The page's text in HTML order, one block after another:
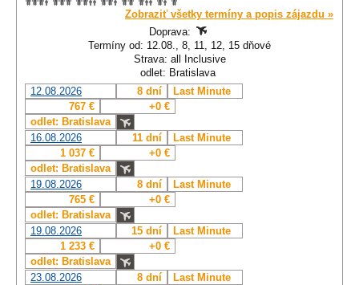
Zobraziť všetky termíny a popis zájazdu »
Doprava:
Termíny od: 12.08., 8, 11, 12, 15 dňové
Strava: all Inclusive
odlet: Bratislava
12.08.2026
8 dní
Last Minute
767 €
+0 €
odlet: Bratislava
16.08.2026
11 dní
Last Minute
1 037 €
+0 €
odlet: Bratislava
19.08.2026
8 dní
Last Minute
765 €
+0 €
odlet: Bratislava
19.08.2026
15 dní
Last Minute
1 233 €
+0 €
odlet: Bratislava
23.08.2026
8 dní
Last Minute